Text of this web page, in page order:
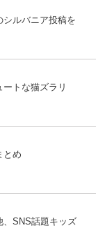
シルバニア投稿を
トな猫ズラリ
とめ
、SNS話題キッズ